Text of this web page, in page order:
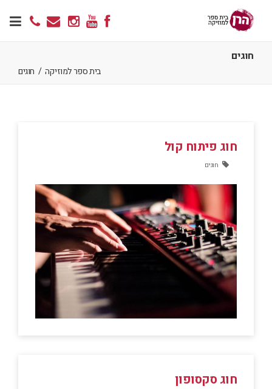
חוגים
בית ספר למוזיקה / חוגים
חוג פיתוח קול
חוגים
חוג סקסופון